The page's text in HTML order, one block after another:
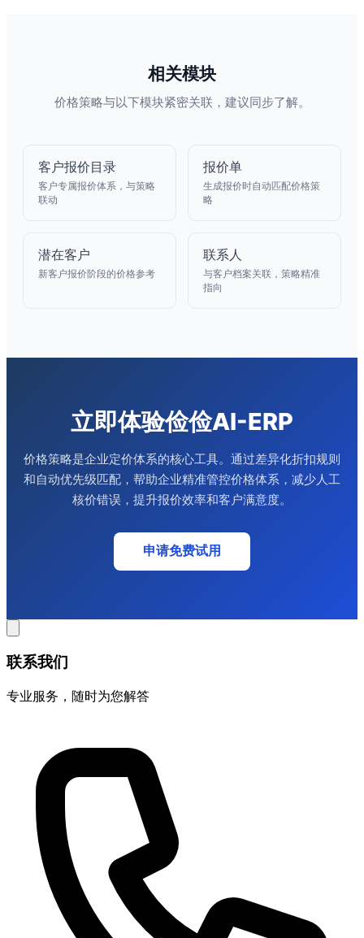
相关模块
价格策略与以下模块紧密关联，建议同步了解。
客户报价目录
客户专属报价体系，与策略
联动
报价单
生成报价时自动匹配价格策
略
潜在客户
新客户报价阶段的价格参考
联系人
与客户档案关联，策略精准
指向
立即体验俭俭AI-ERP
价格策略是企业定价体系的核心工具。通过差异化折扣规则
和自动优先级匹配，帮助企业精准管控价格体系，减少人工
核价错误，提升报价效率和客户满意度。
申请免费试用
联系我们
专业服务，随时为您解答